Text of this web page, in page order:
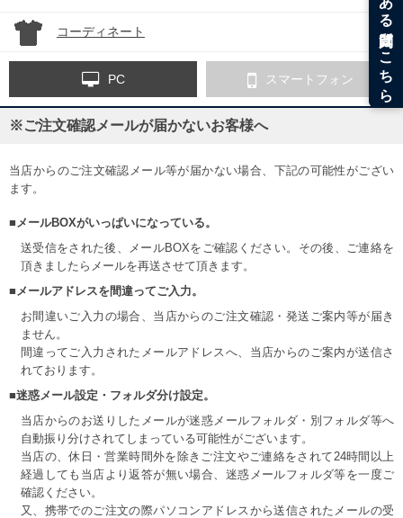
コーディネート
PC スマートフォン
※ご注文確認メールが届かないお客様へ
当店からのご注文確認メール等が届かない場合、下記の可能性がござい
ます。
■メールBOXがいっぱいになっている。
送受信をされた後、メールBOXをご確認ください。その後、ご連絡を
頂きましたらメールを再送させて頂きます。
■メールアドレスを間違ってご入力。
お間違いご入力の場合、当店からのご注文確認・発送ご案内等が届き
ません。
間違ってご入力されたメールアドレスへ、当店からのご案内が送信さ
れております。
■迷惑メール設定・フォルダ分け設定。
当店からのお送りしたメールが迷惑メールフォルダ・別フォルダ等へ
自動振り分けされてしまっている可能性がございます。
当店の、休日・営業時間外を除きご注文やご連絡をされて24時間以上
経過しても当店より返答が無い場合、迷惑メールフォルダ等を一度ご
確認ください。
又、携帯でのご注文の際パソコンアドレスから送信されたメールの受